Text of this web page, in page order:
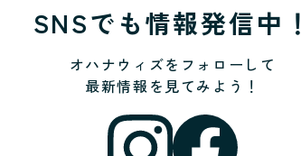
SNSでも情報発信中！
オハナウィズをフォローして
最新情報を見てみよう！